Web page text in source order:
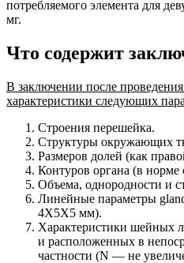
потребляемого элемента для
мг.
Что содержит
В заключении после
характеристики следующих
Строения перешейка.
Структуры окружающих
Размеров долей (как
Контуров органа (в
Объема, однородности и
Линейные параметры
4Х5Х5 мм).
Характеристики шейных
и расположенных в
частности (N — не